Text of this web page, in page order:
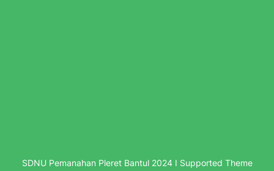
SDNU Pemanahan Pleret Bantul 2024 I Supported Theme